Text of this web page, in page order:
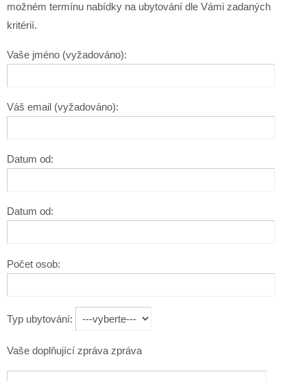
možném termínu nabídky na ubytování dle Vámi zadaných
kritérií.
Vaše jméno (vyžadováno):
Váš email (vyžadováno):
Datum od:
Datum od:
Počet osob:
Typ ubytování:
Vaše doplňující zpráva zpráva